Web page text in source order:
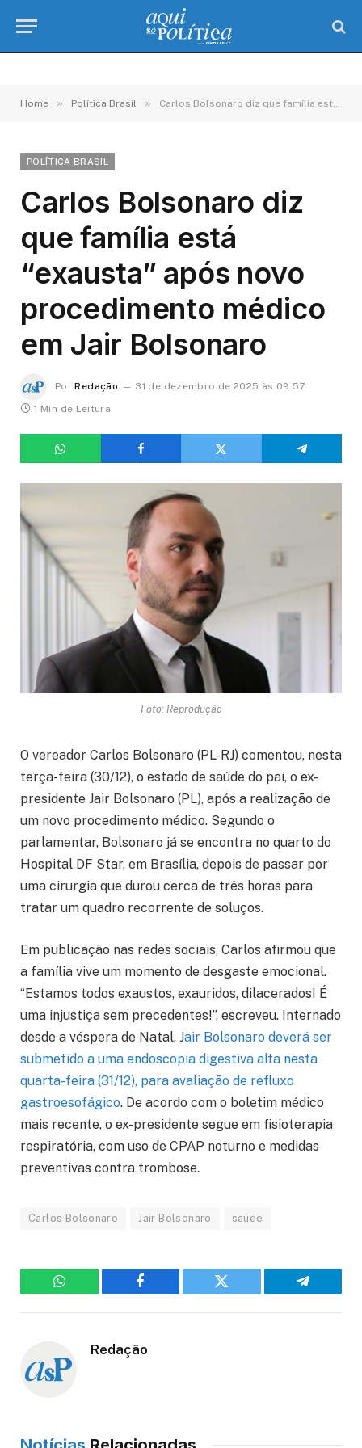
Home » Política Brasil » Carlos Bolsonaro diz que família está “exausta” após novo procedimento médico em Jair Bolsonaro
POLÍTICA BRASIL
Carlos Bolsonaro diz
que família está
“exausta” após novo
procedimento médico
em Jair Bolsonaro
Por Redação
31 de dezembro de 2025 às 09:57
1 Min de Leitura
Foto: Reprodução
O vereador Carlos Bolsonaro (PL-RJ) comentou, nesta
terça-feira (30/12), o estado de saúde do pai, o ex-
presidente Jair Bolsonaro (PL), após a realização de
um novo procedimento médico. Segundo o
parlamentar, Bolsonaro já se encontra no quarto do
Hospital DF Star, em Brasília, depois de passar por
uma cirurgia que durou cerca de três horas para
tratar um quadro recorrente de soluços.
Em publicação nas redes sociais, Carlos afirmou que
a família vive um momento de desgaste emocional.
“Estamos todos exaustos, exauridos, dilacerados! É
uma injustiça sem precedentes!”, escreveu. Internado
desde a véspera de Natal, Jair Bolsonaro deverá ser
submetido a uma endoscopia digestiva alta nesta
quarta-feira (31/12), para avaliação de refluxo
gastroesofágico. De acordo com o boletim médico
mais recente, o ex-presidente segue em fisioterapia
respiratória, com uso de CPAP noturno e medidas
preventivas contra trombose.
Carlos Bolsonaro Jair Bolsonaro saúde
WhatsApp Facebook Twitter Telegram
Redação